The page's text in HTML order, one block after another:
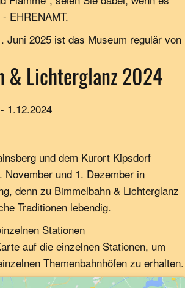
EHRENAMT.
Juni 2025 ist das Museum regulär von
& Lichterglanz 2024
- 1.12.2024
und dem Kurort Kipsdorf
November und 1. Dezember in
denn zu Bimmelbahn & Lichterglanz
Traditionen lebendig.
Stationen
auf die einzelnen Stationen, um
Themen­bahnhöfen zu erhalten.